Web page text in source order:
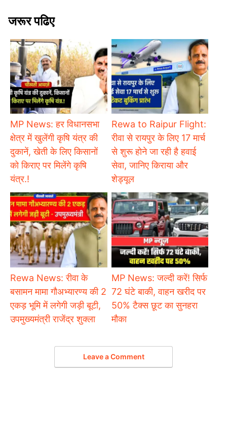
जरूर पढिए
MP News: हर विधानसभा
क्षेत्र में खुलेंगी कृषि यंत्र की
दुकानें, खेती के लिए किसानों
को किराए पर मिलेंगे कृषि
यंत्र.!
Rewa to Raipur Flight:
रीवा से रायपुर के लिए 17 मार्च
से शुरू होने जा रही है हवाई
सेवा, जानिए किराया और
शेड्यूल
Rewa News: रीवा के
बसामन मामा गौअभ्यारण्य की 2
एकड़ भूमि में लगेगी जड़ी बूटी,
उपमुख्यमंत्री राजेंद्र शुक्ला
MP News: जल्दी करें! सिर्फ
72 घंटे बाकी, वाहन खरीद पर
50% टैक्स छूट का सुनहरा
मौका
Leave a Comment